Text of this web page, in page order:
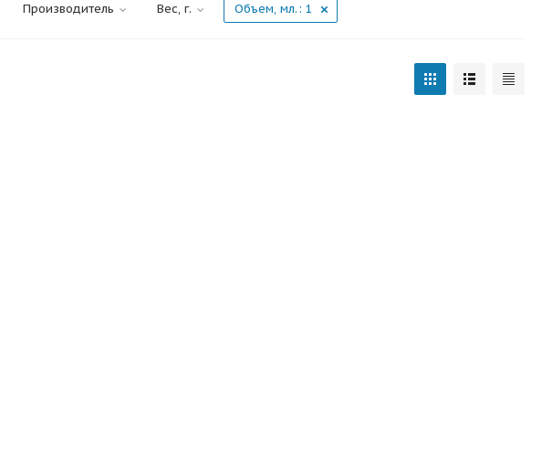
Производитель Вес, г. Объем, мл.: 1